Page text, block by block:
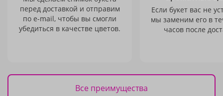
перед доставкой и отправим
по e-mail, чтобы вы смогли
убедиться в качестве цветов.
Если букет вас не
мы заменим его в
часов после
Все преимущества